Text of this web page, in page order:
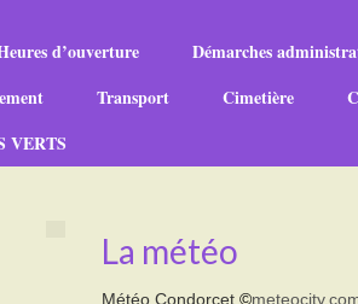
d’ouverture
Démarches
Transport Cimetière
VERTS
La météo
Météo Condorcet©